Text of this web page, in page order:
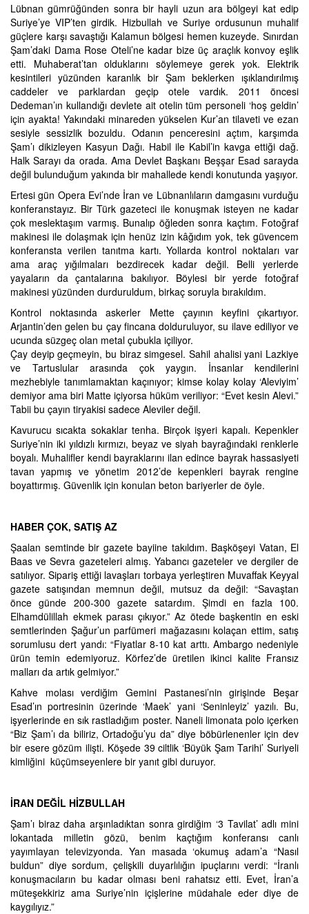
Lübnan gümrüğünden sonra bir hayli uzun ara bölgeyi kat edip
Suriye’ye VIP’ten girdik. Hizbullah ve Suriye ordusunun muhalif
güçlere karşı savaştığı Kalamun bölgesi hemen kuzeyde. Sınırdan
Şam’daki Dama Rose Oteli’ne kadar bize üç araçlık konvoy eşlik
etti. Muhaberat’tan olduklarını söylemeye gerek yok. Elektrik
kesintileri yüzünden karanlık bir Şam beklerken ışıklandırılmış
caddeler ve parklardan geçip otele vardık. 2011 öncesi
Dedeman’ın kullandığı devlete ait otelin tüm personeli ‘hoş geldin’
için ayakta! Yakındaki minareden yükselen Kur’an tilaveti ve ezan
sesiyle sessizlik bozuldu. Odanın penceresini açtım, karşımda
Şam’ı dikizleyen Kasyun Dağı. Habil ile Kabil’in kavga ettiği dağ.
Halk Sarayı da orada. Ama Devlet Başkanı Beşşar Esad sarayda
değil bulunduğum yakında bir mahallede kendi konutunda yaşıyor.
Ertesi gün Opera Evi’nde İran ve Lübnanlıların damgasını vurduğu
konferanstayız. Bir Türk gazeteci ile konuşmak isteyen ne kadar
çok meslektaşım varmış. Bunalıp öğleden sonra kaçtım. Fotoğraf
makinesi ile dolaşmak için henüz izin kâğıdım yok, tek güvencem
konferansta verilen tanıtma kartı. Yollarda kontrol noktaları var
ama araç yığılmaları bezdirecek kadar değil. Belli yerlerde
yayaların da çantalarına bakılıyor. Böylesi bir yerde fotoğraf
makinesi yüzünden durduruldum, birkaç soruyla bırakıldım.
Kontrol noktasında askerler Mette çayının keyfini çıkartıyor.
Arjantin’den gelen bu çay fincana dolduruluyor, su ilave ediliyor ve
ucunda süzgeç olan metal çubukla içiliyor.
Çay deyip geçmeyin, bu biraz simgesel. Sahil ahalisi yani Lazkiye
ve Tartuslular arasında çok yaygın. İnsanlar kendilerini
mezhebiyle tanımlamaktan kaçınıyor; kimse kolay kolay ‘Aleviyim’
demiyor ama biri Matte içiyorsa hüküm veriliyor: “Evet kesin Alevi.”
Tabii bu çayın tiryakisi sadece Aleviler değil.
Kavurucu sıcakta sokaklar tenha. Birçok işyeri kapalı. Kepenkler
Suriye’nin iki yıldızlı kırmızı, beyaz ve siyah bayrağındaki renklerle
boyalı. Muhalifler kendi bayraklarını ilan edince bayrak hassasiyeti
tavan yapmış ve yönetim 2012’de kepenkleri bayrak rengine
boyattırmış. Güvenlik için konulan beton bariyerler de öyle.
HABER ÇOK, SATIŞ AZ
Şaalan semtinde bir gazete bayiine takıldım. Başköşeyi Vatan, El
Baas ve Sevra gazeteleri almış. Yabancı gazeteler ve dergiler de
satılıyor. Sipariş ettiği lavaşları torbaya yerleştiren Muvaffak Keyyal
gazete satışından memnun değil, mutsuz da değil: “Savaştan
önce günde 200-300 gazete satardım. Şimdi en fazla 100.
Elhamdülillah ekmek parası çıkıyor.” Az ötede başkentin en eski
semtlerinden Şağur’un parfümeri mağazasını kolaçan ettim, satış
sorumlusu dert yandı: “Fiyatlar 8-10 kat arttı. Ambargo nedeniyle
ürün temin edemiyoruz. Körfez’de üretilen ikinci kalite Fransız
malları da artık gelmiyor.”
Kahve molası verdiğim Gemini Pastanesi’nin girişinde Beşar
Esad’ın portresinin üzerinde ‘Maek’ yani ‘Seninleyiz’ yazılı. Bu,
işyerlerinde en sık rastladığım poster. Naneli limonata polo içerken
“Biz Şam’ı da biliriz, Ortadoğu’yu da” diye böbürlenenler için dev
bir esere gözüm ilişti. Köşede 39 ciltlik ‘Büyük Şam Tarihi’ Suriyeli
kimliğini küçümseyenlere bir yanıt gibi duruyor.
İRAN DEĞİL HİZBULLAH
Şam’ı biraz daha arşınladıktan sonra girdiğim ‘3 Tavilat’ adlı mini
lokantada milletin gözü, benim kaçtığım konferansı canlı
yayımlayan televizyonda. Yan masada ‘okumuş adam’a “Nasıl
buldun” diye sordum, çelişkili duyarlılığın ipuçlarını verdi: “İranlı
konuşmacıların bu kadar olması beni rahatsız etti. Evet, İran’a
müteşekkiriz ama Suriye’nin içişlerine müdahale eder diye de
kaygılıyız.”